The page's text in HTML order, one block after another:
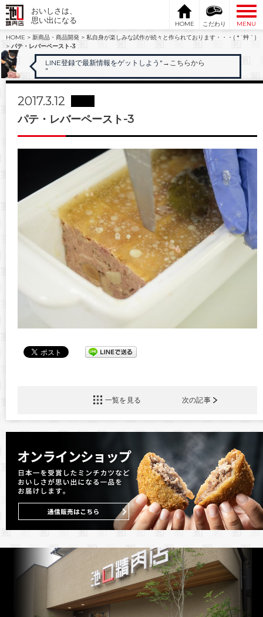
おいしさは、
思い出になる
HOME こだわり
MENU
HOME > 新商品・商品開発 > 私自身が楽しみな試作が続々と作られております・・・( *´艸｀)
> パテ・レバーペースト-3
LINE登録で最新情報をゲットしよう" →こちらから
"
2017.3.12
パテ・レバーペースト-3
一覧を見る 次の記事